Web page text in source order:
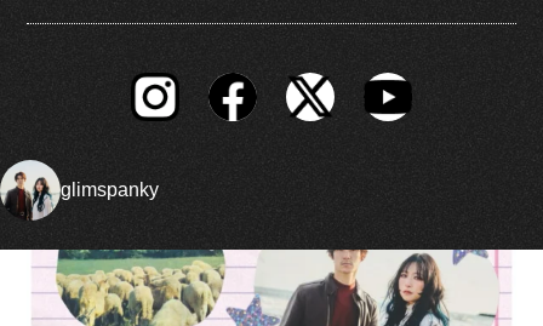
glimspanky